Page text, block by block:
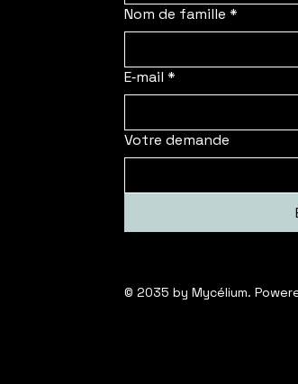
Nom de famille *
E‑mail *
Votre demande
© 2035 by Mycélium.